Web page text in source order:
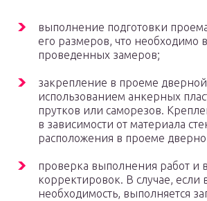
выполнение подготовки
его размеров, что необходимо
проведенных замеров;
закрепление в проеме
использованием анкерных
прутков или саморезов.
в зависимости от материала
расположения в проеме
проверка выполнения работ и
корректировок. В случае, если
необходимость, выполняется